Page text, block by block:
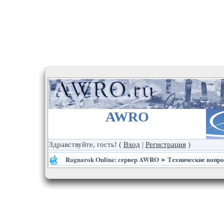
AWRO
Здравствуйте, гость! ( Вход | Регистрация)
Ragnarok Online: сервер AWRO» Технические